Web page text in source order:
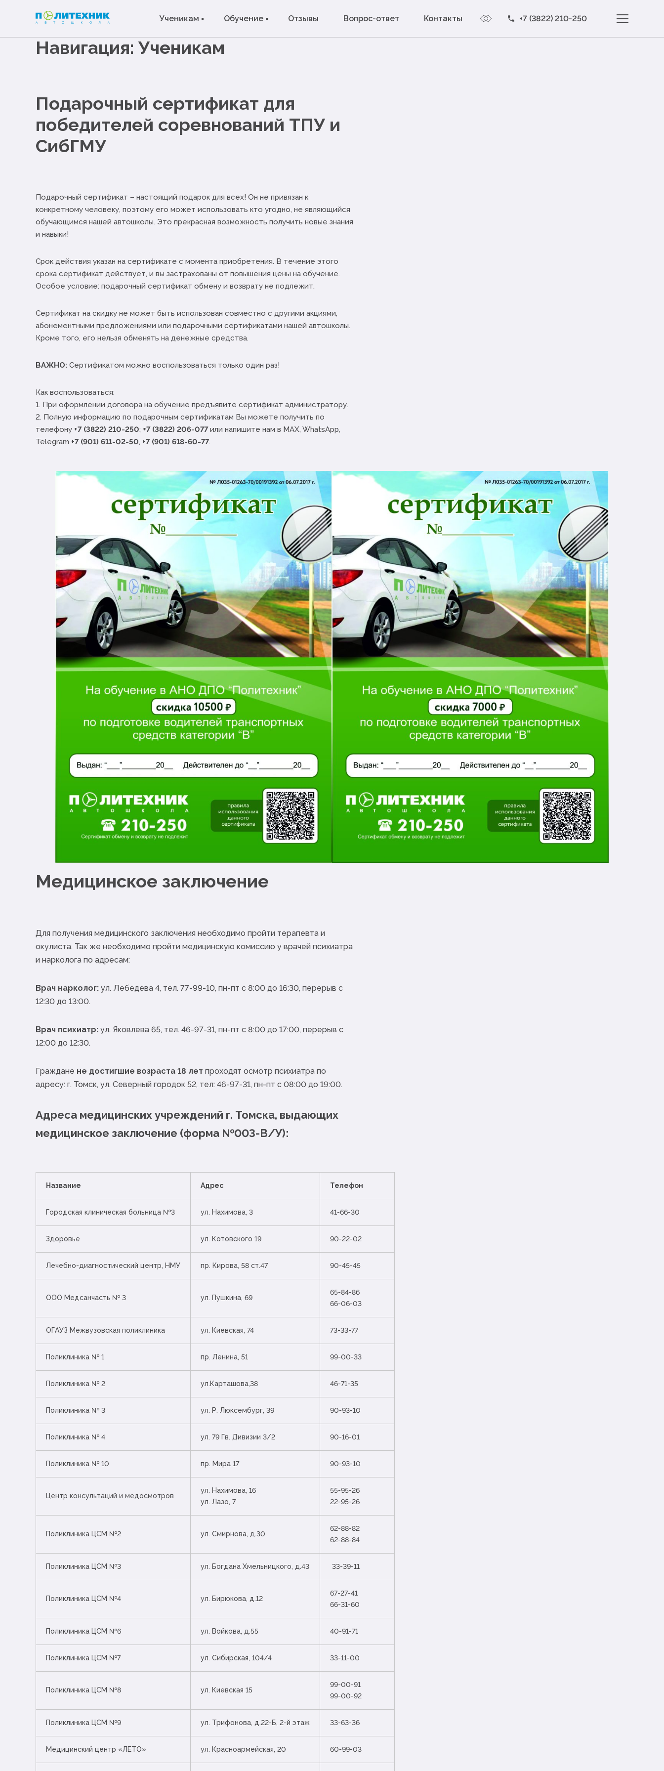
Ученикам Обучение Отзывы Вопрос-ответ Контакты +7 (3822) 210-250
Навигация: Ученикам
Подарочный сертификат для
победителей соревнований ТПУ и
СибГМУ
Подарочный сертификат – настоящий подарок для всех! Он не привязан к
конкретному человеку, поэтому его может использовать кто угодно, не являющийся
обучающимся нашей автошколы. Это прекрасная возможность получить новые знания
и навыки!
Срок действия указан на сертификате с момента приобретения. В течение этого
срока сертификат действует, и вы застрахованы от повышения цены на обучение.
Особое условие: подарочный сертификат обмену и возврату не подлежит.
Сертификат на скидку не может быть использован совместно с другими акциями,
абонементными предложениями или подарочными сертификатами нашей автошколы.
Кроме того, его нельзя обменять на денежные средства.
ВАЖНО: Сертификатом можно воспользоваться только один раз!
Как воспользоваться:
1. При оформлении договора на обучение предъявите сертификат администратору.
2. Полную информацию по подарочным сертификатам Вы можете получить по
телефону +7 (3822) 210-250; +7 (3822) 206-077или напишите нам в MAX, WhatsApp,
Telegram +7 (901) 611-02-50, +7 (901) 618-60-77.
Медицинское заключение
Для получения медицинского заключения необходимо пройти терапевта и
окулиста. Так же необходимо пройти медицинскую комиссию у врачей психиатра
и нарколога по адресам:
Врач нарколог: ул. Лебедева 4, тел. 77-99-10, пн-пт с 8:00 до 16:30, перерыв с
12:30 до 13:00.
Врач психиатр: ул. Яковлева 65, тел. 46-97-31, пн-пт с 8:00 до 17:00, перерыв с
12:00 до 12:30.
Граждане не достигшие возраста 18 лет проходят осмотр психиатра по
адресу: г. Томск, ул. Северный городок 52, тел: 46-97-31, пн-пт с 08:00 до 19:00.
Адреса медицинских учреждений г. Томска, выдающих
медицинское заключение (форма №003-В/У):
Название Адрес Телефон
Городская клиническая больница №3 ул. Нахимова, 3 41-66-30
Здоровье ул. Котовского 19 90-22-02
Лечебно-диагностический центр, НМУ пр. Кирова, 58 ст.47 90-45-45
ООО Медсанчасть № 3 ул. Пушкина, 69
65-84-86
66-06-03
ОГАУЗ Межвузовская поликлиника ул. Киевская, 74 73-33-77
Поликлиника № 1 пр. Ленина, 51 99-00-33
Поликлиника № 2 ул.Карташова,38 46-71-35
Поликлиника № 3 ул. Р. Люксембург, 39 90-93-10
Поликлиника № 4 ул. 79 Гв. Дивизии 3/2 90-16-01
Поликлиника № 10 пр. Мира 17 90-93-10
Центр консультаций и медосмотров
ул. Нахимова, 16
ул. Лазо, 7
55-95-26
22-95-26
Поликлиника ЦСМ №2 ул. Смирнова, д.30
62-88-82
62-88-84
Поликлиника ЦСМ №3 ул. Богдана Хмельницкого, д.43 33-39-11
Поликлиника ЦСМ №4 ул. Бирюкова, д.12
67-27-41
66-31-60
Поликлиника ЦСМ №6 ул. Войкова, д.55 40-91-71
Поликлиника ЦСМ №7 ул. Сибирская, 104/4 33-11-00
Поликлиника ЦСМ №8 ул. Киевская 15
99-00-91
99-00-92
Поликлиника ЦСМ №9 ул. Трифонова, д.22-Б, 2-й этаж 33-63-36
Медицинский центр «ЛЕТО» ул. Красноармейская, 20 60-99-03